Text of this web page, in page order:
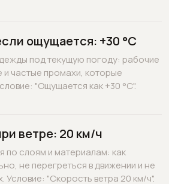
ощущается: +30 °C
под текущую погоду: рабочие
и частые промахи, которые
"Ощущается как +30 °C".
ветре: 20 км/ч
по слоям и материалам: как
не перегреться в движении и не
Условие: "Скорость ветра 20 км/ч".